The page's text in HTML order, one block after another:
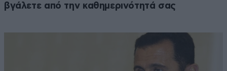
βγάλετε από την καθημερινότητά σας